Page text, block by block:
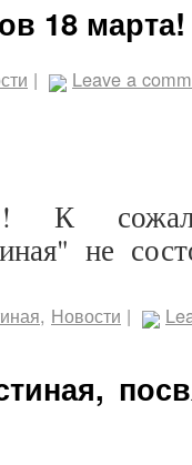
18 марта!
| Leave a
К
не
, Новости |